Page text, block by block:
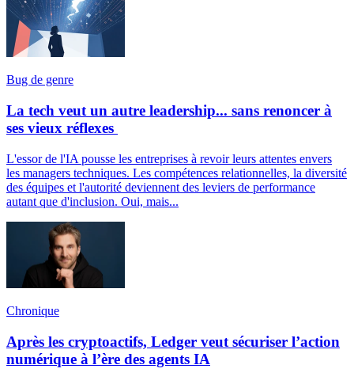
Bug de genre
La tech veut un autre leadership... sans renoncer à
ses vieux réflexes
L'essor de l'IA pousse les entreprises à revoir leurs attentes envers
les managers techniques. Les compétences relationnelles, la diversité
des équipes et l'autorité deviennent des leviers de performance
autant que d'inclusion. Oui, mais...
Chronique
Après les cryptoactifs, Ledger veut sécuriser l’action
numérique à l’ère des agents IA